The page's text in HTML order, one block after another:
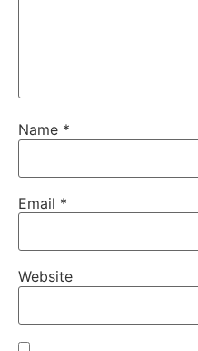
Name *
Email *
Website